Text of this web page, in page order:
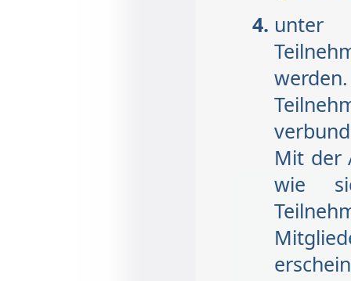
Mit der
wie